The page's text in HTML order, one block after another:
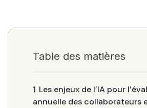
Table des matières
1 Les enjeux de l’IA pour
annuelle des collaborateurs